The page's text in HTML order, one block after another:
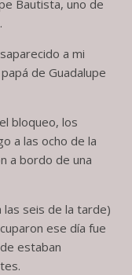
Bautista, uno de
a mi
de Guadalupe
bloqueo, los
a las ocho de la
a bordo de una
las seis de la tarde)
ese día fue
estaban